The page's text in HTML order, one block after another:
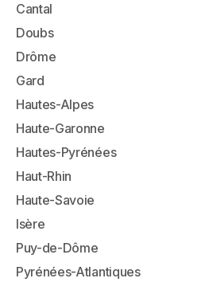
Cantal
Doubs
Drôme
Gard
Hautes-Alpes
Haute-Garonne
Hautes-Pyrénées
Haut-Rhin
Haute-Savoie
Isère
Puy-de-Dôme
Pyrénées-Atlantiques